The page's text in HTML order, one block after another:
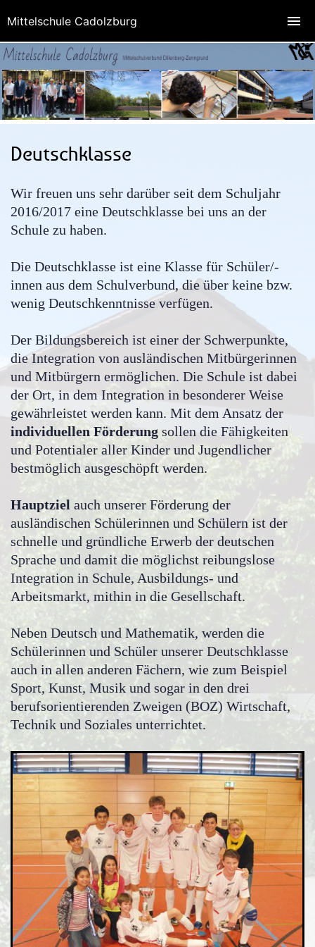
Deutschklasse
Wir freuen uns sehr darüber seit dem Schuljahr
2016/2017 eine Deutschklasse bei uns an der
Schule zu haben.
Die Deutschklasse ist eine Klasse für Schüler/-
innen aus dem Schulverbund, die über keine bzw.
wenig Deutschkenntnisse verfügen.
Der Bildungsbereich ist einer der Schwerpunkte,
die Integration von ausländischen Mitbürgerinnen
und Mitbürgern ermöglichen. Die Schule ist dabei
der Ort, in dem Integration in besonderer Weise
gewährleistet werden kann. Mit dem Ansatz der
individuellen Förderung sollen die Fähigkeiten
und Potentialer aller Kinder und Jugendlicher
bestmöglich ausgeschöpft werden.
Hauptziel auch unserer Förderung der
ausländischen Schülerinnen und Schülern ist der
schnelle und gründliche Erwerb der deutschen
Sprache und damit die möglichst reibungslose
Integration in Schule, Ausbildungs- und
Arbeitsmarkt, mithin in die Gesellschaft.
Neben Deutsch und Mathematik, werden die
Schülerinnen und Schüler unserer Deutschklasse
auch in allen anderen Fächern, wie zum Beispiel
Sport, Kunst, Musik und sogar in den drei
berufsorientierenden Zweigen (BOZ) Wirtschaft,
Technik und Soziales unterrichtet.
Mittelschule Cadolzburg